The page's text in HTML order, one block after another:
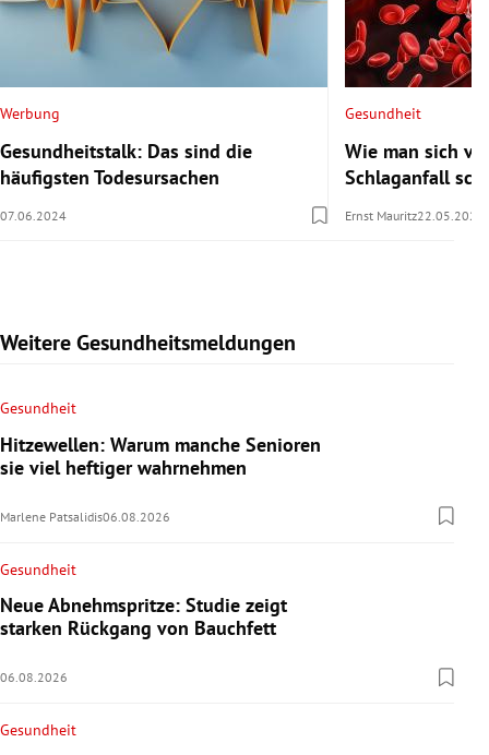
Werbung
Gesundheitstalk: Das sind die
häufigsten Todesursachen
07.06.2024
Gesundheit
Wie man sich
Schlaganfall
Ernst Mauritz22.05.2024
Weitere Gesundheitsmeldungen
Gesundheit
Hitzewellen: Warum manche Senioren
sie viel heftiger wahrnehmen
Marlene Patsalidis06.08.2026
Gesundheit
Neue Abnehmspritze: Studie zeigt
starken Rückgang von Bauchfett
06.08.2026
Gesundheit